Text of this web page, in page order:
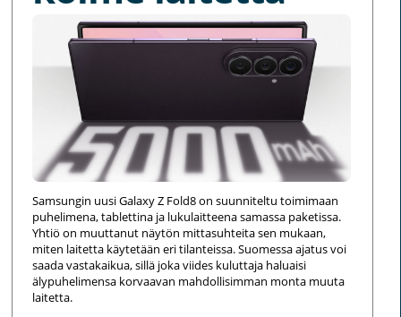
Samsungin uusi Galaxy Z Fold8 on suunniteltu toimimaan
puhelimena, tablettina ja lukulaitteena samassa paketissa.
Yhtiö on muuttanut näytön mittasuhteita sen mukaan,
miten laitetta käytetään eri tilanteissa. Suomessa ajatus voi
saada vastakaikua, sillä joka viides kuluttaja haluaisi
älypuhelimensa korvaavan mahdollisimman monta muuta
laitetta.